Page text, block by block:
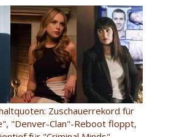
Zuschauerrekord für
"Denver-Clan"-Reboot floppt,